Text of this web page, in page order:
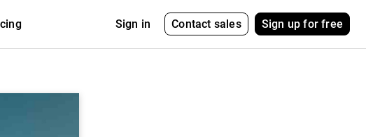
Sign in Contact sales Sign up for free